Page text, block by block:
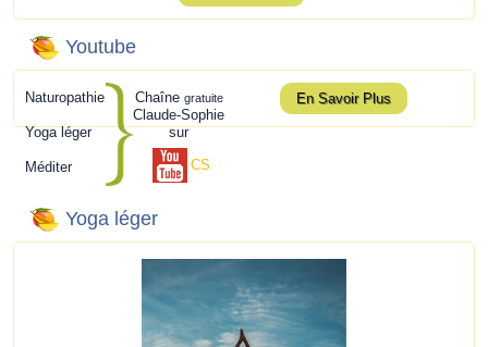
Youtube
Naturopathie
Yoga léger
Méditer
Chaîne gratuite
Claude-Sophie
sur
CS
En Savoir Plus
Yoga léger